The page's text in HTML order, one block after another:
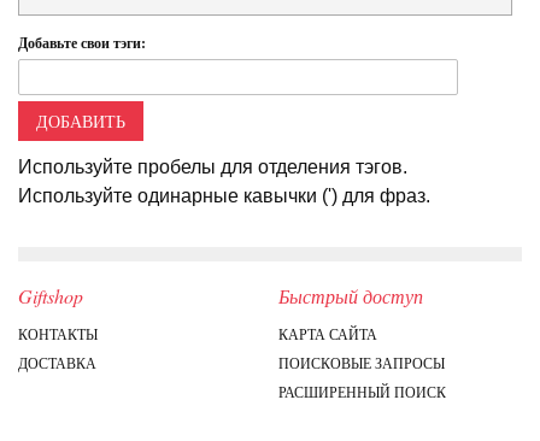
Добавьте свои тэги:
ДОБАВИТЬ
Используйте пробелы для отделения тэгов.
Используйте одинарные кавычки (') для фраз.
Giftshop
КОНТАКТЫ
ДОСТАВКА
Быстрый доступ
КАРТА САЙТА
ПОИСКОВЫЕ ЗАПРОСЫ
РАСШИРЕННЫЙ ПОИСК